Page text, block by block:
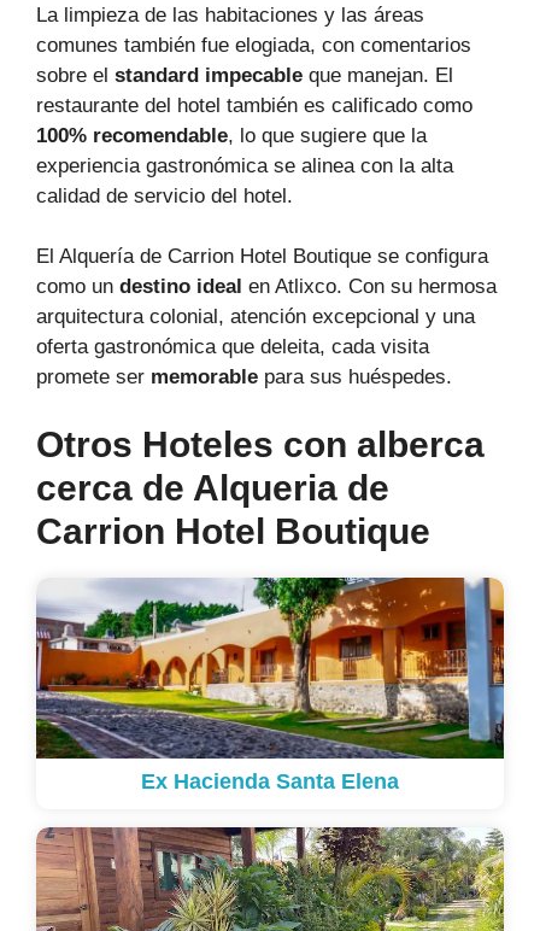
La limpieza de las habitaciones y las áreas
comunes también fue elogiada, con comentarios
sobre el standard impecable que manejan. El
restaurante del hotel también es calificado como
100% recomendable, lo que sugiere que la
experiencia gastronómica se alinea con la alta
calidad de servicio del hotel.
El Alquería de Carrion Hotel Boutique se configura
como un destino ideal en Atlixco. Con su hermosa
arquitectura colonial, atención excepcional y una
oferta gastronómica que deleita, cada visita
promete ser memorable para sus huéspedes.
Otros Hoteles con alberca
cerca de Alqueria de
Carrion Hotel Boutique
Ex Hacienda Santa Elena